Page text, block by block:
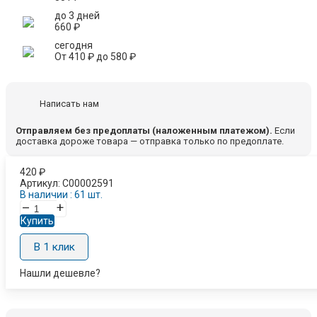
до 3 дней
660 ₽
сегодня
От410 ₽до 580 ₽
Написать нам
Отправляем без предоплаты (наложенным платежом). Если
доставка дороже товара — отправка только по предоплате.
420 ₽
Артикул: C00002591
В наличии : 61 шт.
– +
Купить
В 1 клик
Нашли дешевле?